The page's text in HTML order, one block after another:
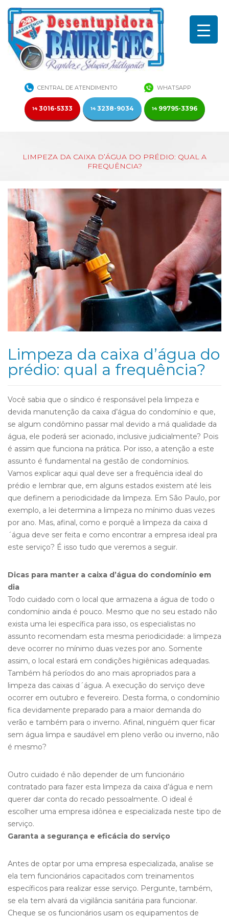
CENTRAL DE ATENDIMENTO
14 3016-5333 14 3238-9034
WHATSAPP
14 99795-3396
LIMPEZA DA CAIXA D’ÁGUA DO PRÉDIO: QUAL A
FREQUÊNCIA?
Limpeza da caixa d’água do
prédio: qual a frequência?
Você sabia que o síndico é responsável pela limpeza e
devida manutenção da caixa d’água do condomínio e que,
se algum condômino passar mal devido a má qualidade da
água, ele poderá ser acionado, inclusive judicialmente? Pois
é assim que funciona na prática. Por isso, a atenção a este
assunto é fundamental na gestão de condomínios.
Vamos explicar aqui qual deve ser a frequência ideal do
prédio e lembrar que, em alguns estados existem até leis
que definem a periodicidade da limpeza. Em São Paulo, por
exemplo, a lei determina a limpeza no mínimo duas vezes
por ano. Mas, afinal, como e porquê a limpeza da caixa d
´água deve ser feita e como encontrar a empresa ideal pra
este serviço? É isso tudo que veremos a seguir.
Dicas para manter a caixa d’água do condomínio em
dia
Todo cuidado com o local que armazena a água de todo o
condomínio ainda é pouco. Mesmo que no seu estado não
exista uma lei específica para isso, os especialistas no
assunto recomendam esta mesma periodicidade: a limpeza
deve ocorrer no mínimo duas vezes por ano. Somente
assim, o local estará em condições higiênicas adequadas.
Também há períodos do ano mais apropriados para a
limpeza das caixas d´água. A execução do serviço deve
ocorrer em outubro e fevereiro. Desta forma, o condomínio
fica devidamente preparado para a maior demanda do
verão e também para o inverno. Afinal, ninguém quer ficar
sem água limpa e saudável em pleno verão ou inverno, não
é mesmo?
Outro cuidado é não depender de um funcionário
contratado para fazer esta limpeza da caixa d’água e nem
querer dar conta do recado pessoalmente. O ideal é
escolher uma empresa idônea e especializada neste tipo de
serviço.
Garanta a segurança e eficácia do serviço
Antes de optar por uma empresa especializada, analise se
ela tem funcionários capacitados com treinamentos
específicos para realizar esse serviço. Pergunte, também,
se ela tem alvará da vigilância sanitária para funcionar.
Cheque se os funcionários usam os equipamentos de